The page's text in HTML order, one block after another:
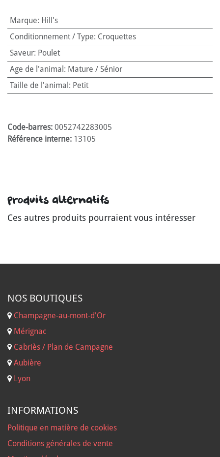
Marque: Hill's
Conditionnement / Type: Croquettes
Saveur: Poulet
Age de l'animal : Mature / Sénior
Taille de l'animal : Petit
Code-barres: 0052742283005
Référence interne: 13105
Produits alternatifs
Ces autres produits pourraient vous intéresser
NOS BOUTIQUES
Champagne-au-mont-d'Or
Mérignac
Cabriès / Plan de Campagne
Aubière
Lyon
INFORMATIONS
Politique en matière de cookies
Conditions générales de vente